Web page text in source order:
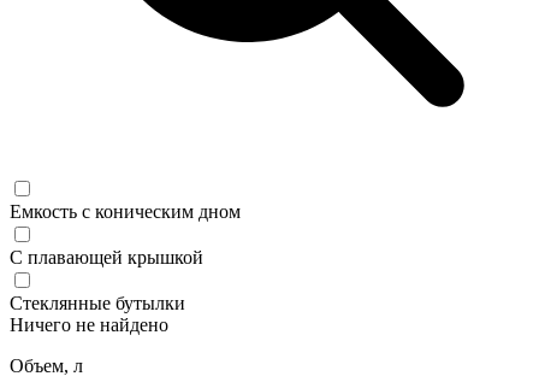
Емкость с коническим дном
С плавающей крышкой
Стеклянные бутылки
Ничего не найдено
Объем, л